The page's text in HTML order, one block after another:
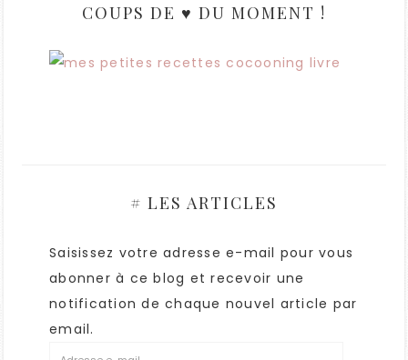
COUPS DE ♥ DU MOMENT !
# LES ARTICLES
Saisissez votre adresse e-mail pour vous
abonner à ce blog et recevoir une
notification de chaque nouvel article par
email.